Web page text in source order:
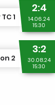
1
2:4
14.06.24
15:30
2
3:2
30.08.24
15:30